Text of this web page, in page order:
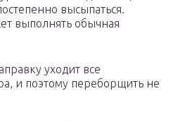
высыпаться.
выполнять обычная
уходит все
и поэтому переборщить не